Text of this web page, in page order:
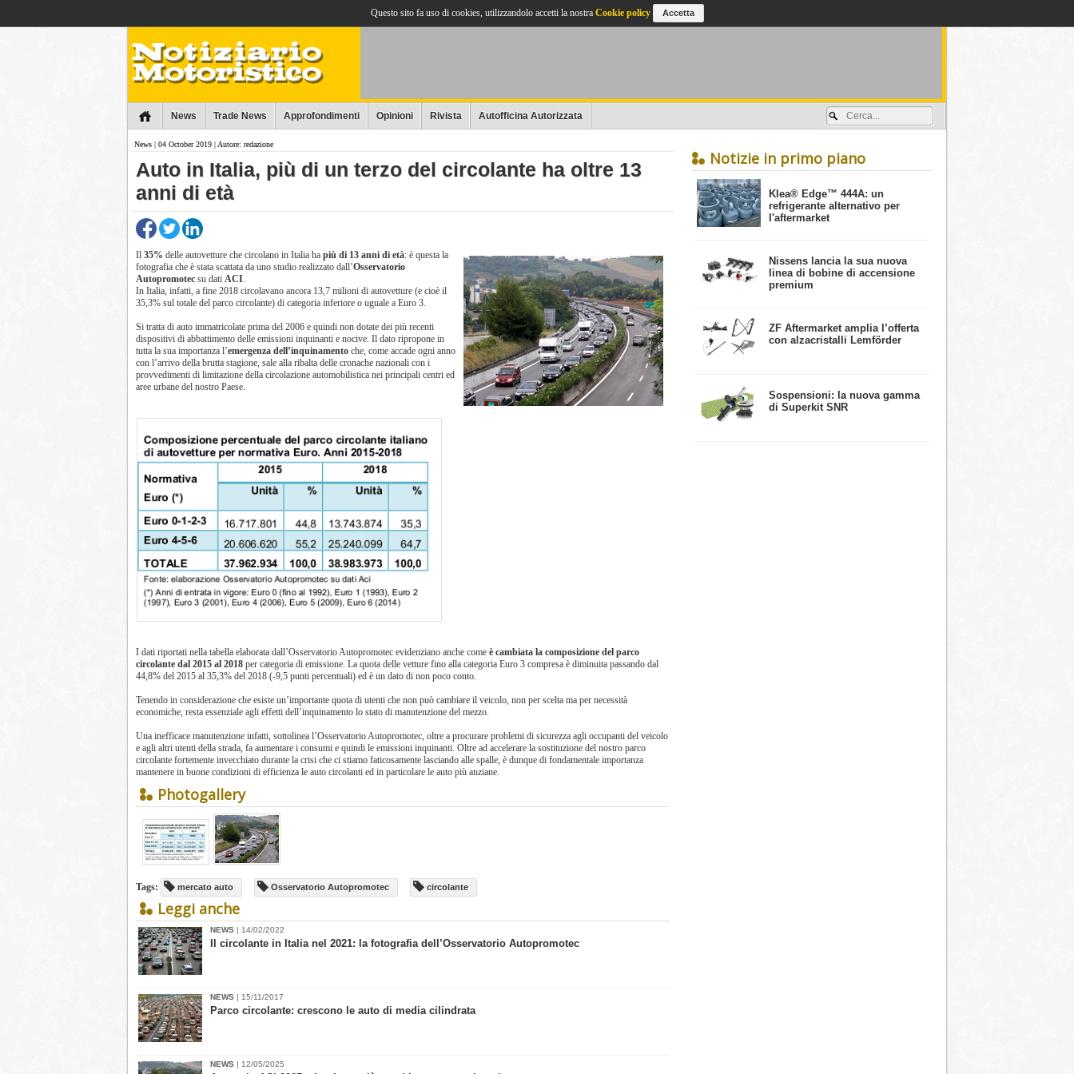
News Trade News Approfondimenti Opinioni Rivista Autofficina Autorizzata
Notizie in primo piano
​Klea® Edge™ 444A: un
refrigerante alternativo per
l'aftermarket
Nissens lancia la sua nuova
linea di bobine di accensione
premium
ZF Aftermarket amplia l’offerta
con alzacristalli Lemförder
​Sospensioni: la nuova gamma
di Superkit SNR
News | 04 October 2019 | Autore: redazione
Auto in Italia, più di un terzo del circolante ha oltre 13
anni di età
Il 35% delle autovetture che circolano in Italia ha più di 13 anni di età: è questa la
fotografia che è stata scattata da uno studio realizzato dall’Osservatorio
Autopromotec su dati ACI.
In Italia, infatti, a fine 2018 circolavano ancora 13,7 milioni di autovetture (e cioè il
35,3% sul totale del parco circolante) di categoria inferiore o uguale a Euro 3.
Si tratta di auto immatricolate prima del 2006 e quindi non dotate dei più recenti
dispositivi di abbattimento delle emissioni inquinanti e nocive. Il dato ripropone in
tutta la sua importanza l’emergenza dell’inquinamento che, come accade ogni anno
con l’arrivo della brutta stagione, sale alla ribalta delle cronache nazionali con i
provvedimenti di limitazione della circolazione automobilistica nei principali centri ed
aree urbane del nostro Paese.
I dati riportati nella tabella elaborata dall’Osservatorio Autopromotec evidenziano anche come è cambiata la composizione del parco
circolante dal 2015 al 2018 per categoria di emissione. La quota delle vetture fino alla categoria Euro 3 compresa è diminuita passando dal
44,8% del 2015 al 35,3% del 2018 (-9,5 punti percentuali) ed è un dato di non poco conto.
Tenendo in considerazione che esiste un’importante quota di utenti che non può cambiare il veicolo, non per scelta ma per necessità
economiche, resta essenziale agli effetti dell’inquinamento lo stato di manutenzione del mezzo.
Una inefficace manutenzione infatti, sottolinea l’Osservatorio Autopromotec, oltre a procurare problemi di sicurezza agli occupanti del veicolo
e agli altri utenti della strada, fa aumentare i consumi e quindi le emissioni inquinanti. Oltre ad accelerare la sostituzione del nostro parco
circolante fortemente invecchiato durante la crisi che ci stiamo faticosamente lasciando alle spalle, è dunque di fondamentale importanza
mantenere in buone condizioni di efficienza le auto circolanti ed in particolare le auto più anziane.
Photogallery
Tags: mercato auto Osservatorio Autopromotec circolante
Leggi anche
NEWS | 14/02/2022
​Il circolante in Italia nel 2021: la fotografia dell’Osservatorio Autopromotec
NEWS | 15/11/2017
Parco circolante: crescono le auto di media cilindrata
NEWS | 12/05/2025
Questo sito fa uso di cookies, utilizzandolo accetti la nostra Cookie policy Accetta